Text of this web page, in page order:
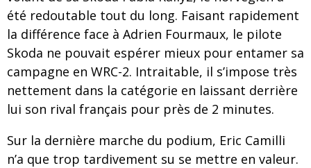
été redoutable tout du long. Faisant rapidement
la différence face à Adrien Fourmaux, le pilote
Skoda ne pouvait espérer mieux pour entamer sa
campagne en WRC-2. Intraitable, il s’impose très
nettement dans la catégorie en laissant derrière
lui son rival français pour près de 2 minutes.
Sur la dernière marche du podium, Eric Camilli
n’a que trop tardivement su se mettre en valeur.